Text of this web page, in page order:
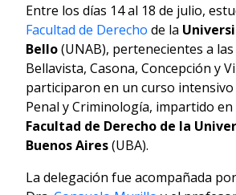
Entre los días 14 al 18 de julio,
Facultad de Derecho de la
Bello(UNAB), pertenecientes a las
Bellavista, Casona, Concepción y
participaron en un curso intensivo
Penal y Criminología, impartido en
Facultad de Derecho de la
Buenos Aires(UBA).
La delegación fue acompañada